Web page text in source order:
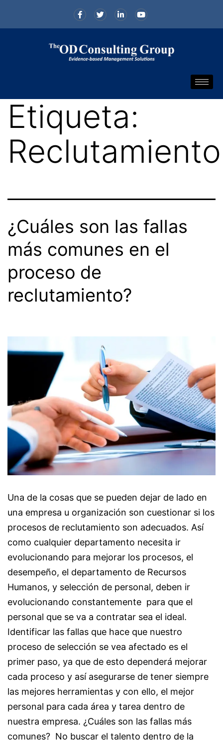
Etiqueta:
Reclutamiento
¿Cuáles son las fallas
más comunes en el
proceso de
reclutamiento?
Una de la cosas que se pueden dejar de lado en
una empresa u organización son cuestionar si los
procesos de reclutamiento son adecuados. Así
como cualquier departamento necesita ir
evolucionando para mejorar los procesos, el
desempeño, el departamento de Recursos
Humanos, y selección de personal, deben ir
evolucionando constantemente para que el
personal que se va a contratar sea el ideal.
Identificar las fallas que hace que nuestro
proceso de selección se vea afectado es el
primer paso, ya que de esto dependerá mejorar
cada proceso y así asegurarse de tener siempre
las mejores herramientas y con ello, el mejor
personal para cada área y tarea dentro de
nuestra empresa. ¿Cuáles son las fallas más
comunes? No buscar el talento dentro de la